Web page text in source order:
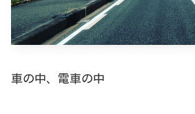
車の中、電車の中